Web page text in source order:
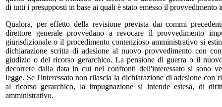
di tutti i presupposti in base ai quali è stato emesso il provvedimento
Qualora, per effetto della revisione prevista dai commi
direttore generale provvedano a revocare il provvedimento
giurisdizionale o il procedimento contenzioso amministrativo si
dichiarazione scritta di adesione al nuovo provvedimento con
giudizio o del ricorso gerarchico. La pensione di guerra o il
decorrere dalla data in cui nei confronti dell'interessato si sono
legge. Se l'interessato non rilascia la dichiarazione di adesione con
al ricorso gerarchico, la impugnazione si intende estesa, di
amministrativo.